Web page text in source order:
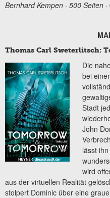
Bernhard Kempen · 500 Seiten
Thomas Carl Sweterlitsch:
Die
bei
Stadt
John
lässt
wird
aus der virtuellen Realität
stolpert Dominic über eine